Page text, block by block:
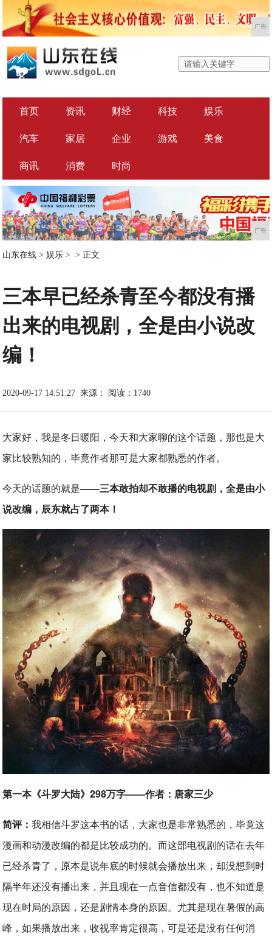
广告
首页 资讯 财经 科技 娱乐
汽车 家居 企业 游戏 美食
商讯 消费 时尚
广告
山东在线 >娱乐 > > 正文
三本早已经杀青至今都没有播
出来的电视剧，全是由小说改
编！
2020-09-17 14:51:27 来源： 阅读：1740
大家好，我是冬日暖阳，今天和大家聊的这个话题，那也是大
家比较熟知的，毕竟作者那可是大家都熟悉的作者。
今天的话题的就是——三本敢拍却不敢播的电视剧，全是由小
说改编，辰东就占了两本！
第一本《斗罗大陆》298万字——作者：唐家三少
简评：我相信斗罗这本书的话，大家也是非常熟悉的，毕竟这
漫画和动漫改编的都是比较成功的。而这部电视剧的话在去年
已经杀青了，原本是说年底的时候就会播放出来，却没想到时
隔半年还没有播出来，并且现在一点音信都没有，也不知道是
现在时局的原因，还是剧情本身的原因。尤其是现在暑假的高
峰，如果播放出来，收视率肯定很高，可是还是没有任何消